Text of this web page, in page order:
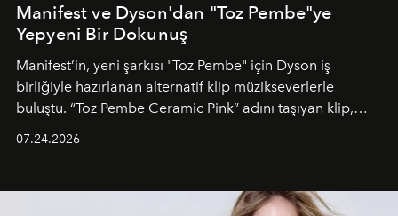
Manifest ve Dyson'dan "Toz Pembe"ye
Yepyeni Bir Dokunuş
Manifest’in, yeni şarkısı "Toz Pembe" için Dyson iş
birliğiyle hazırlanan alternatif klip müzikseverlerle
buluştu. “Toz Pembe Ceramic Pink” adını taşıyan klip,
unsurlarından biri olarak öne çıkıyor.
07.24.2026